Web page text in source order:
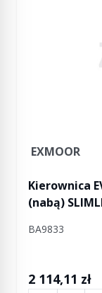
EXMOOR
Kierownica
(nabą)
BA9833
2 114,11 zł